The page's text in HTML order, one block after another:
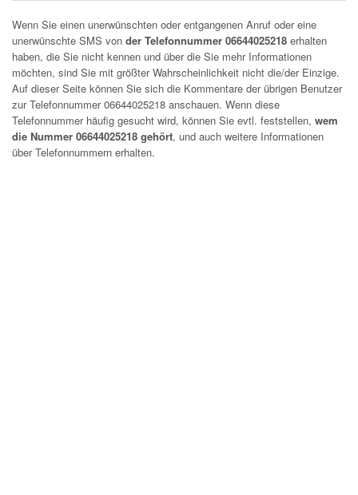
Wenn Sie einen unerwünschten oder entgangenen Anruf oder eine
unerwünschte SMS von der Telefonnummer 06644025218 erhalten
haben, die Sie nicht kennen und über die Sie mehr Informationen
möchten, sind Sie mit größter Wahrscheinlichkeit nicht die/der Einzige.
Auf dieser Seite können Sie sich die Kommentare der übrigen Benutzer
zur Telefonnummer06644025218 anschauen. Wenn diese
Telefonnummer häufig gesucht wird, können Sie evtl. feststellen, wem
die Nummer 06644025218 gehört, und auch weitere Informationen
über Telefonnummern erhalten.